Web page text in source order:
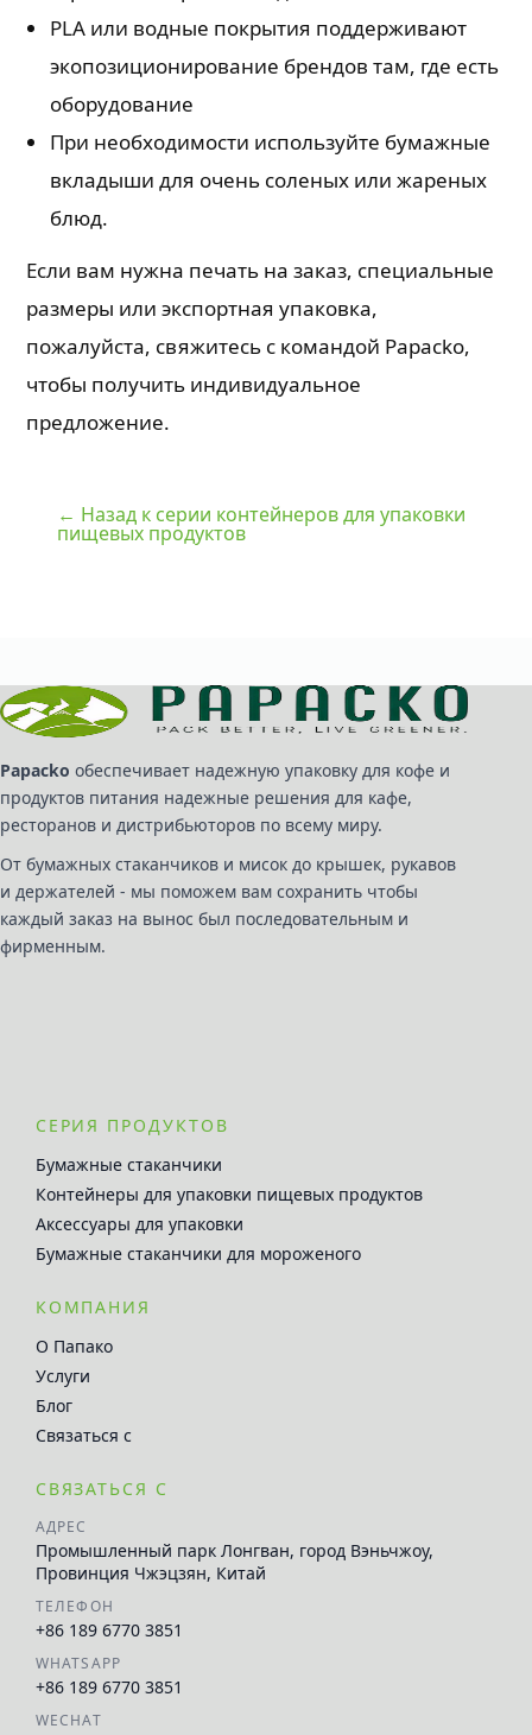
PLA или водные покрытия поддерживают
экопозиционирование брендов там, где есть
оборудование
При необходимости используйте бумажные
вкладыши для очень соленых или жареных
блюд.
Если вам нужна печать на заказ, специальные
размеры или экспортная упаковка,
пожалуйста, свяжитесь с командой Papacko,
чтобы получить индивидуальное
предложение.
← Назад к серии контейнеров для упаковки
пищевых продуктов
Papacko обеспечивает надежную упаковку для кофе и
продуктов питания надежные решения для кафе,
ресторанов и дистрибьюторов по всему миру.
От бумажных стаканчиков и мисок до крышек, рукавов
и держателей - мы поможем вам сохранить чтобы
каждый заказ на вынос был последовательным и
фирменным.
СЕРИЯ ПРОДУКТОВ
Бумажные стаканчики
Контейнеры для упаковки пищевых продуктов
Аксессуары для упаковки
Бумажные стаканчики для мороженого
КОМПАНИЯ
О Папако
Услуги
Блог
Связаться с
СВЯЗАТЬСЯ С
АДРЕС
Промышленный парк Лонгван, город Вэньчжоу,
Провинция Чжэцзян, Китай
ТЕЛЕФОН
+86 189 6770 3851
WHATSAPP
+86 189 6770 3851
WECHAT